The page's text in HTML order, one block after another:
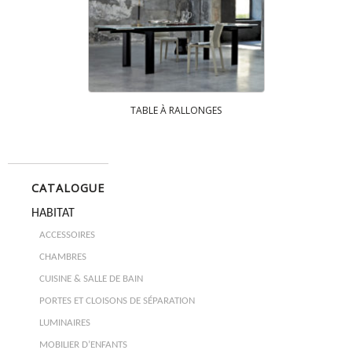
TABLE À RALLONGES
CATALOGUE
HABITAT
ACCESSOIRES
CHAMBRES
CUISINE & SALLE DE BAIN
PORTES ET CLOISONS DE SÉPARATION
LUMINAIRES
MOBILIER D’ENFANTS